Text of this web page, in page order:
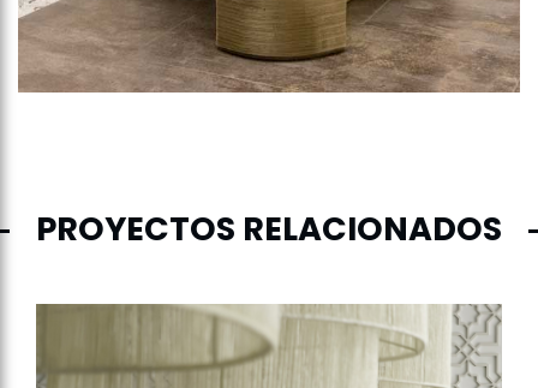
PROYECTOS RELACIONADOS